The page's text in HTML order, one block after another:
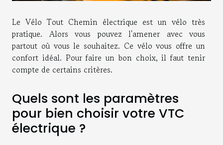
Le Vélo Tout Chemin électrique est un vélo très
pratique. Alors vous pouvez l'amener avec vous
partout où vous le souhaitez. Ce vélo vous offre un
confort idéal. Pour faire un bon choix, il faut tenir
compte de certains critères.
Quels sont les paramètres
pour bien choisir votre VTC
électrique ?